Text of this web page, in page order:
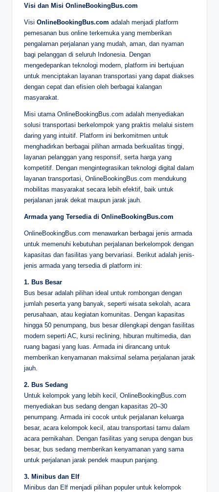
Visi dan Misi OnlineBookingBus.com
Visi OnlineBookingBus.com adalah menjadi platform
pemesanan bus online terkemuka yang memberikan
pengalaman perjalanan yang mudah, aman, dan nyaman
bagi pelanggan di seluruh Indonesia. Dengan
mengedepankan teknologi modern, platform ini bertujuan
untuk menciptakan layanan transportasi yang dapat diakses
dengan cepat dan efisien oleh berbagai kalangan
masyarakat.
Misi utama OnlineBookingBus.com adalah menyediakan
solusi transportasi berkelompok yang praktis melalui sistem
daring yang intuitif. Platform ini berkomitmen untuk
menghadirkan berbagai pilihan armada berkualitas tinggi,
layanan pelanggan yang responsif, serta harga yang
kompetitif. Dengan mengintegrasikan teknologi digital dalam
layanan transportasi, OnlineBookingBus.com mendukung
mobilitas masyarakat secara lebih efektif, baik untuk
perjalanan jarak dekat maupun jarak jauh.
Armada yang Tersedia di OnlineBookingBus.com
OnlineBookingBus.com menawarkan berbagai jenis armada
untuk memenuhi kebutuhan perjalanan berkelompok dengan
kapasitas dan fasilitas yang bervariasi. Berikut adalah jenis-
jenis armada yang tersedia di platform ini:
1. Bus Besar
Bus besar adalah pilihan ideal untuk rombongan dengan
jumlah peserta yang banyak, seperti wisata sekolah, acara
perusahaan, atau kegiatan komunitas. Dengan kapasitas
hingga 50 penumpang, bus besar dilengkapi dengan fasilitas
modern seperti AC, kursi reclining, hiburan multimedia, dan
ruang bagasi yang luas. Armada ini dirancang untuk
memberikan kenyamanan maksimal selama perjalanan jarak
jauh.
2. Bus Sedang
Untuk kelompok yang lebih kecil, OnlineBookingBus.com
menyediakan bus sedang dengan kapasitas 20–30
penumpang. Armada ini cocok untuk perjalanan keluarga
besar, acara kelompok kecil, atau transportasi tamu dalam
acara pernikahan. Dengan fasilitas yang serupa dengan bus
besar, bus sedang memberikan kenyamanan yang sama
untuk perjalanan jarak pendek maupun panjang.
3. Minibus dan Elf
Minibus dan Elf menjadi pilihan populer untuk kelompok